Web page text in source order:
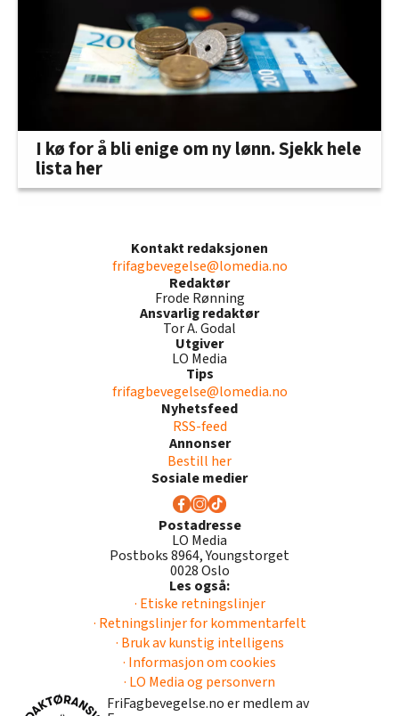
I kø for å bli enige om ny lønn. Sjekk hele
lista her
Kontakt redaksjonen
frifagbevegelse@lomedia.no
Redaktør
Frode Rønning
Ansvarlig redaktør
Tor A. Godal
Utgiver
LO Media
Tips
frifagbevegelse@lomedia.no
Nyhetsfeed
RSS-feed
Annonser
Bestill her
Sosiale medier
Postadresse
LO Media
Postboks 8964, Youngstorget
0028 Oslo
Les også:
· Etiske retningslinjer
· Retningslinjer for kommentarfelt
· Bruk av kunstig intelligens
· Informasjon om cookies
· LO Media og personvern
FriFagbevegelse.no er medlem av